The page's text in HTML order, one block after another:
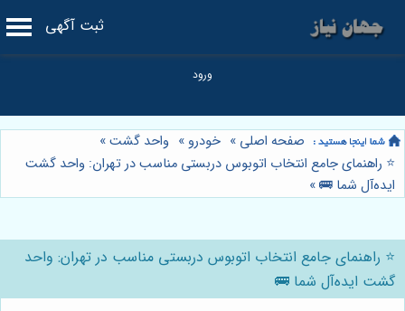
ثبت آگهی
صفحه اصلی » خودرو » واحد گشت»
⭐️ راهنمای جامع انتخاب اتوبوس دربستی مناسب در تهران: واحد گشت
ایده‌آل شما 🚌»
⭐️ راهنمای جامع انتخاب اتوبوس دربستی مناسب در تهران: واحد
گشت ایده‌آل شما 🚌